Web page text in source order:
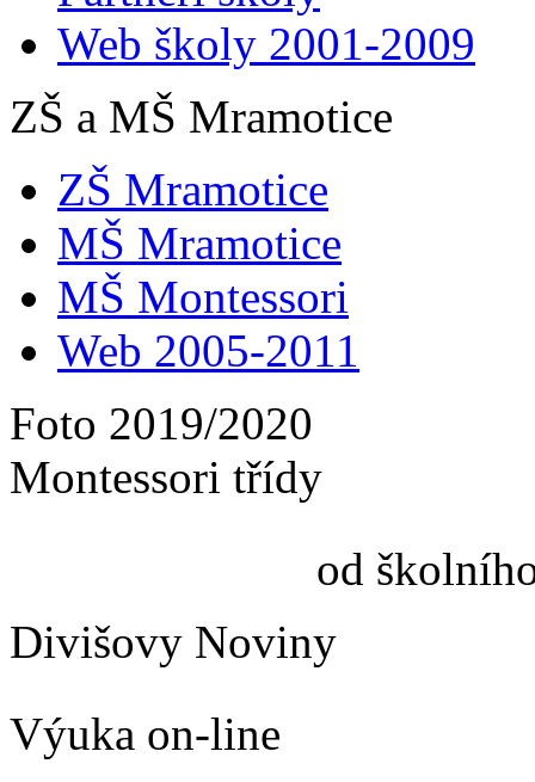
Web školy 2001-2009
ZŠ a MŠ Mramotice
ZŠ Mramotice
MŠ Mramotice
MŠ Montessori
Web 2005-2011
Foto 2019/2020
Montessori třídy
od
Divišovy Noviny
Výuka on-line